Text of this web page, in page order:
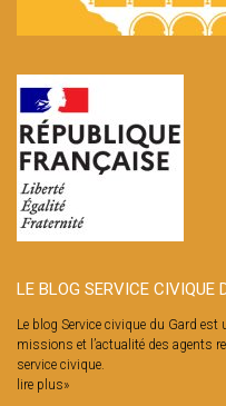
LE BLOG SERVICE CIVIQUE
Le blog Service civique du Gard
missions et l’actualité des agents
service civique.
lire plus»